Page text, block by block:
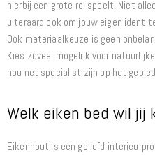
hierbij een grote rol speelt. Niet
uiteraard ook om jouw eigen
Ook materiaalkeuze is geen
Kies zoveel mogelijk voor
nou net specialist zijn op het
Welk eiken bed wil jij
Eikenhout is een geliefd